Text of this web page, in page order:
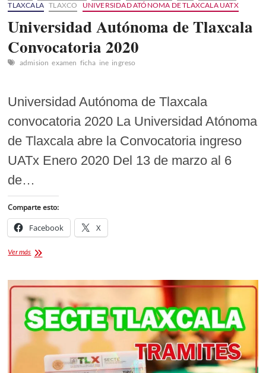
TLAXCALA TLAXCO UNIVERSIDAD ATÓNOMA DE TLAXCALA UATX
Universidad Autónoma de Tlaxcala
Convocatoria 2020
admision examen ficha ine ingreso
Universidad Autónoma de Tlaxcala
convocatoria 2020 La Universidad Atónoma
de Tlaxcala abre la Convocatoria ingreso
UATx Enero 2020 Del 13 de marzo al 6
de…
Comparte esto:
Facebook X
Ver másUniversidad
Tlaxcala
Convocatoria
2020